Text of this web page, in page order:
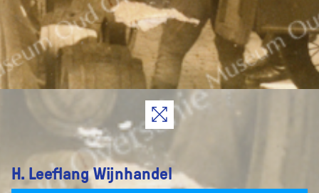
H. Leeflang Wijnhandel